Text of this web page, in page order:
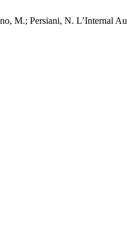
M.; Persiani, N. L’Internal